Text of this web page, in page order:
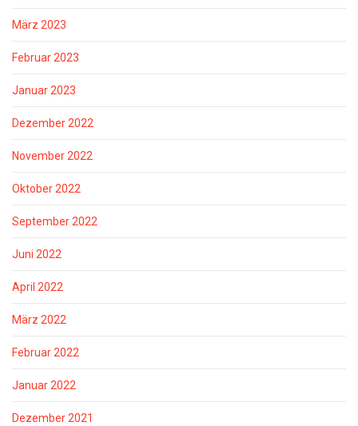
März 2023
Februar 2023
Januar 2023
Dezember 2022
November 2022
Oktober 2022
September 2022
Juni 2022
April 2022
März 2022
Februar 2022
Januar 2022
Dezember 2021